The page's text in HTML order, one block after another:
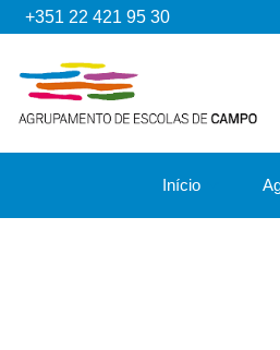
+351 22 421 95 30
Início